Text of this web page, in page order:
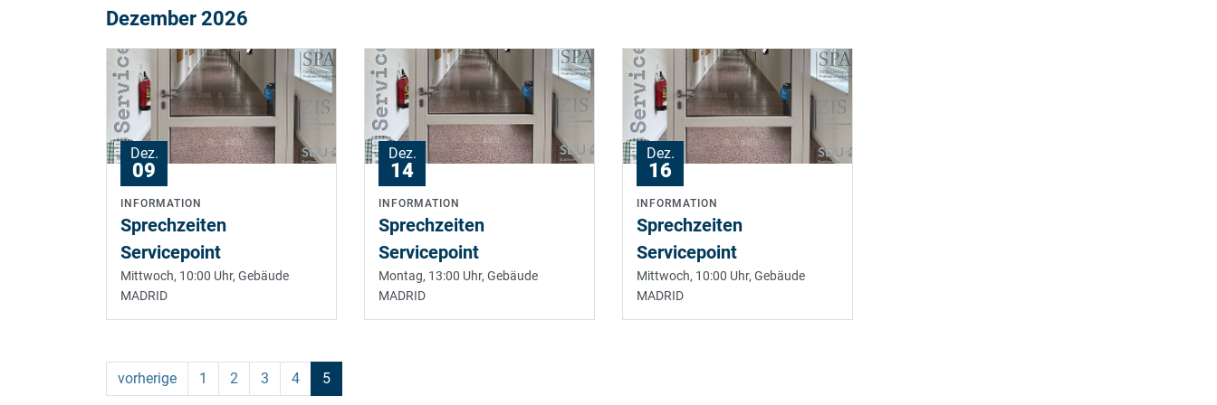
Dezember 2026
Dez.
09
INFORMATION
Sprechzeiten
Servicepoint
Mittwoch, 10:00 Uhr, Gebäude
MADRID
Dez.
14
INFORMATION
Sprechzeiten
Servicepoint
Montag, 13:00 Uhr, Gebäude
MADRID
Dez.
16
INFORMATION
Sprechzeiten
Servicepoint
Mittwoch, 10:00 Uhr, Gebäude
MADRID
vorherige 1 2 3 4 5(current)